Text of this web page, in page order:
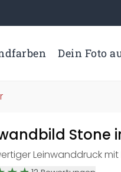
Dein Foto
Stone
Leinwanddruck